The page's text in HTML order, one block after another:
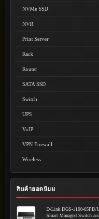
NVMe SSD
NVR
Print Server
Rack
Router
SATA SSD
Switch
UPS
VoIP
VPN Firewall
Wireless
สินค้ายอดนิยม
D-Link DGS-1100-05PD/
Smart Managed Switch